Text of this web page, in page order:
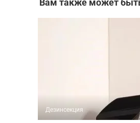
Вам также может
Дезинсекция